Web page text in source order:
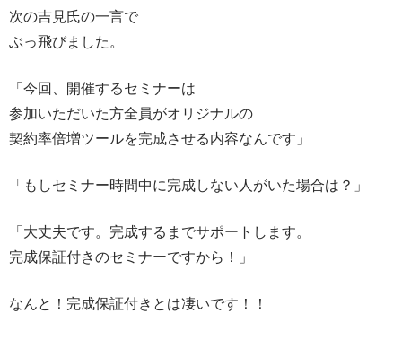
次の吉見氏の一言で
ぶっ飛びました。
「今回、開催するセミナーは
参加いただいた方全員がオリジナルの
契約率倍増ツールを完成させる内容なんです」
「もしセミナー時間中に完成しない人がいた場合は？」
「大丈夫です。完成するまでサポートします。
完成保証付きのセミナーですから！」
なんと！完成保証付きとは凄いです！！